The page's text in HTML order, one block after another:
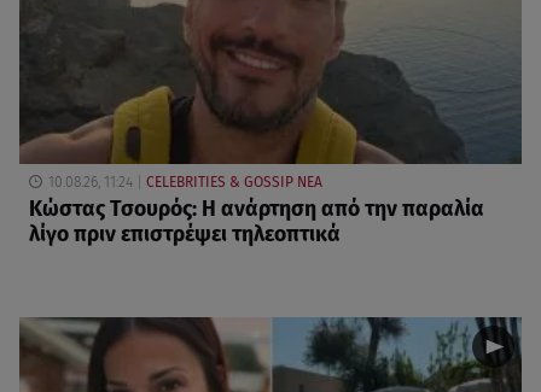
10.08.26, 11:24 CELEBRITIES & GOSSIP ΝΕΑ
Κώστας Τσουρός: Η ανάρτηση από την παραλία
λίγο πριν επιστρέψει τηλεοπτικά